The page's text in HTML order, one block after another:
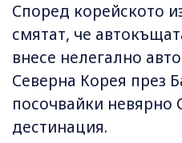
Според корейското
смятат, че
внесе нелегално
Северна Корея през
посочвайки невярно
дестинация.